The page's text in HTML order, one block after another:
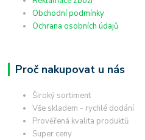
Obchodní podmínky
Ochrana osobních údajů
Proč nakupovat u nás
Široký sortiment
Vše skladem - rychlé dodání
Prověřená kvalita produktů
Super ceny